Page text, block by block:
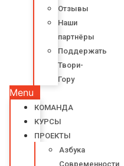
Отзывы
Наши
партнёры
Поддержать
Твори-
Гору
Menu
КОМАНДА
КУРСЫ
ПРОЕКТЫ
Азбука
Современности